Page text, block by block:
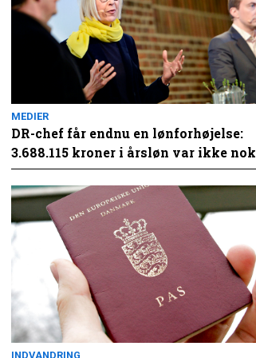
MEDIER
DR-chef får endnu en lønforhøjelse:
3.688.115 kroner i årsløn var ikke nok
INDVANDRING